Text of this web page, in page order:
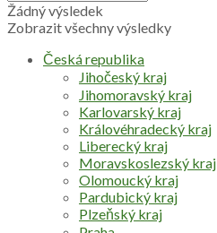
Žádný výsledek
Zobrazit všechny výsledky
Česká republika
Jihočeský kraj
Jihomoravský kraj
Karlovarský kraj
Královéhradecký kraj
Liberecký kraj
Moravskoslezský kraj
Olomoucký kraj
Pardubický kraj
Plzeňský kraj